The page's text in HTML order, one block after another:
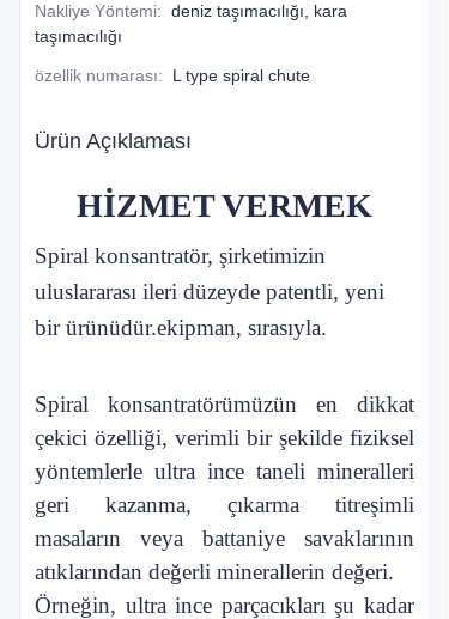
Nakliye Yöntemi: deniz taşımacılığı, kara
taşımacılığı
özellik numarası: L type spiral chute
Ürün Açıklaması
HİZMET VERMEK
Spiral konsantratör, şirketimizin
uluslararası ileri düzeyde patentli, yeni
bir ürünüdür.ekipman, sırasıyla.
Spiral konsantratörümüzün en dikkat
çekici özelliği, verimli bir şekilde fiziksel
yöntemlerle ultra ince taneli mineralleri
geri kazanma, çıkarma
titreşimli
masaların veya battaniye savaklarının
atıklarından değerli minerallerin değeri.
Örneğin, ultra ince parçacıkları şu kadar